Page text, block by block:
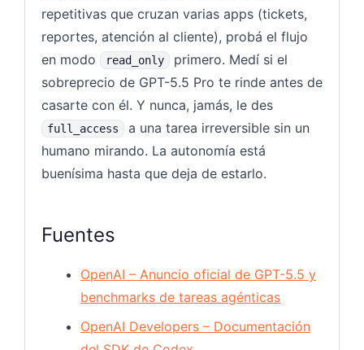
repetitivas que cruzan varias apps (tickets,
reportes, atención al cliente), probá el flujo
en modo
read_only
primero. Medí si el
sobreprecio de GPT-5.5 Pro te rinde antes de
casarte con él. Y nunca, jamás, le des
full_access
a una tarea irreversible sin un
humano mirando. La autonomía está
buenísima hasta que deja de estarlo.
Fuentes
OpenAI – Anuncio oficial de GPT-5.5 y
benchmarks de tareas agénticas
OpenAI Developers – Documentación